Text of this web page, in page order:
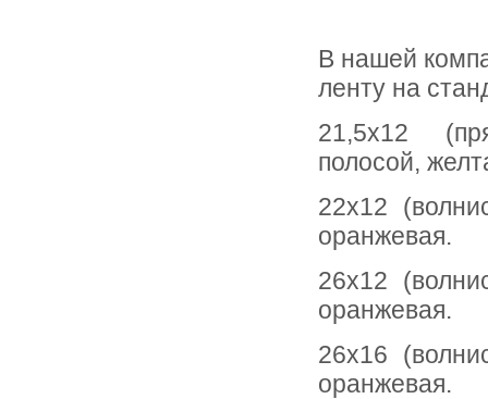
В нашей
ленту на
21,5х12
полосой,
22х12
оранжевая.
26х12
оранжевая.
26х16
оранжевая.